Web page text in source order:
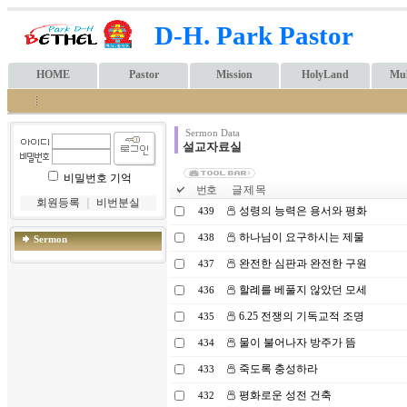
D-H. Park Pastor
HOME Pastor Mission HolyLand
비밀번호 기억
회원등록
비번분실
Sermon
Sermon Data
설교자료실
번호 글 제 목
439 성령의 능력은 용서와 평화
438 하나님이 요구하시는 제물
437 완전한 심판과 완전한 구원
436 할례를 베풀지 않았던 모세
435 6.25 전쟁의 기독교적 조명
434 물이 불어나자 방주가 뜸
433 죽도록 충성하라
432 평화로운 성전 건축